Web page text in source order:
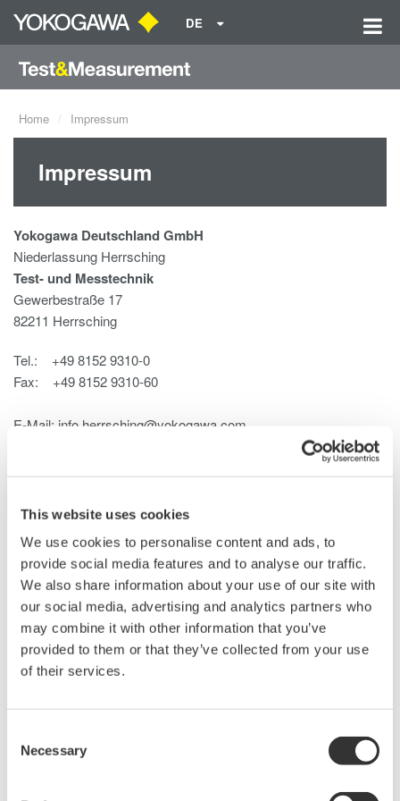
This website uses cookies
We use cookies to personalise content and ads, to
provide social media features and to analyse our traffic.
We also share information about your use of our site with
our social media, advertising and analytics partners who
may combine it with other information that you’ve
provided to them or that they’ve collected from your use
of their services.
Selection
Necessary
DE
Home Impressum
Impressum
Yokogawa Deutschland GmbH
Niederlassung Herrsching
Test- und Messtechnik
Gewerbestraße 17
82211 Herrsching
Tel.: +49 8152 9310-0
Fax: +49 8152 9310-60
E-Mail: info.herrsching@yokogawa.com
Broichhofstr. 7-11
40880 Ratingen
vertreten durch den Geschäftsführer: Ulrich Pichler, Seita
Hagihara
Eingetragen im Handelsregister beim